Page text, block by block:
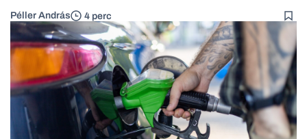
Péller András 4 perc